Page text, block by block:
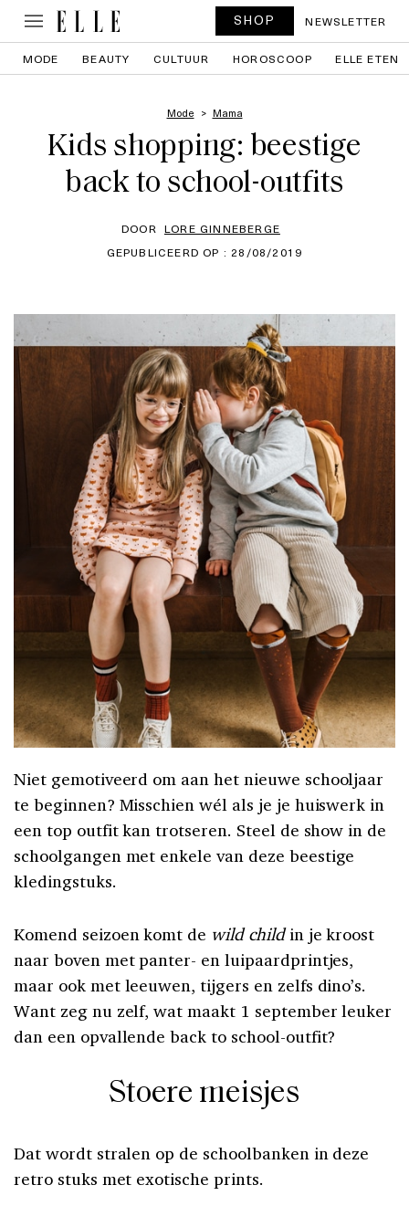
SHOP NEWSLETTER
MODE BEAUTY CULTUUR HOROSCOOP ELLE ETEN
Mode Mama
Kids shopping: beestige
back to school-outfits
DOOR LORE GINNEBERGE
GEPUBLICEERD OP : 28/08/2019
Niet gemotiveerd om aan het nieuwe schooljaar
te beginnen? Misschien wél als je je huiswerk in
een top outfit kan trotseren. Steel de show in de
schoolgangen met enkele van deze beestige
kledingstuks.
Komend seizoen komt de wild childin je kroost
naar boven met panter- en luipaardprintjes,
maar ook met leeuwen, tijgers en zelfs dino’s.
Want zeg nu zelf, wat maakt 1 september leuker
dan een opvallende back to school-outfit?
Stoere meisjes
Dat wordt stralen op de schoolbanken in deze
retro stuks met exotische prints.